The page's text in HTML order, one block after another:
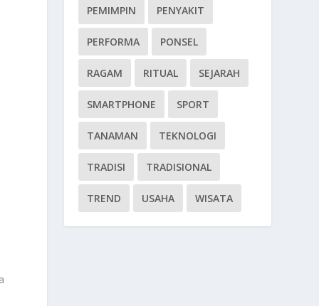
PEMIMPIN PENYAKIT
PERFORMA PONSEL
RAGAM RITUAL SEJARAH
SMARTPHONE SPORT
TANAMAN TEKNOLOGI
TRADISI TRADISIONAL
TREND USAHA WISATA